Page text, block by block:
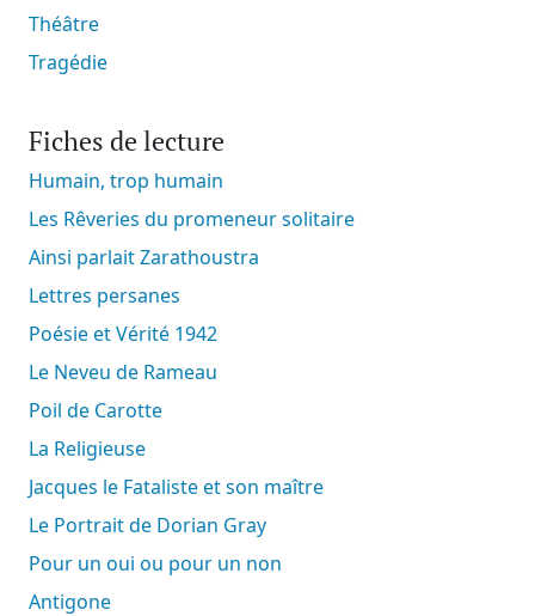
Théâtre
Tragédie
Fiches de lecture
Humain, trop humain
Les Rêveries du promeneur solitaire
Ainsi parlait Zarathoustra
Lettres persanes
Poésie et Vérité 1942
Le Neveu de Rameau
Poil de Carotte
La Religieuse
Jacques le Fataliste et son maître
Le Portrait de Dorian Gray
Pour un oui ou pour un non
Antigone